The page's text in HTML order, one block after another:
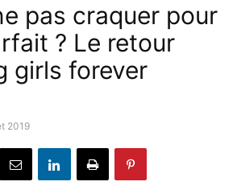
pas craquer pour
? Le retour
girls forever
2019